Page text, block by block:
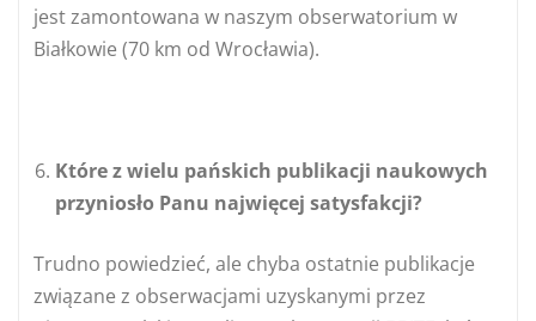
jest zamontowana w naszym obserwatorium w
Białkowie (70 km od Wrocławia).
Które z wielu pańskich publikacji naukowych
przyniosło Panu najwięcej satysfakcji?
Trudno powiedzieć, ale chyba ostatnie publikacje
związane z obserwacjami uzyskanymi przez